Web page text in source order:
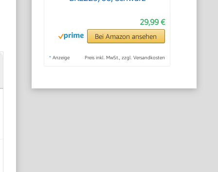
29,99 €
Bei Amazon ansehen
* Anzeige Preis inkl. MwSt., zzgl. Versandkosten